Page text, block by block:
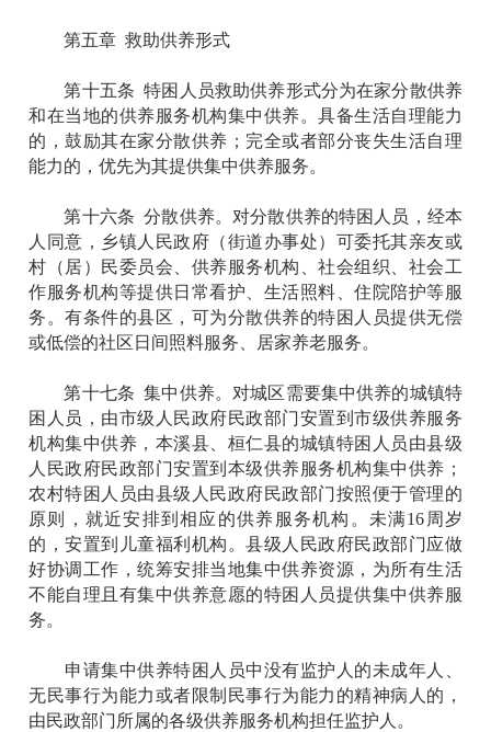
第五章 救助供养形式
第十五条 特困人员救助供养形式分为在家分散供养
和在当地的供养服务机构集中供养。具备生活自理能力
的，鼓励其在家分散供养；完全或者部分丧失生活自理
能力的，优先为其提供集中供养服务。
第十六条 分散供养。对分散供养的特困人员，经本
人同意，乡镇人民政府（街道办事处）可委托其亲友或
村（居）民委员会、供养服务机构、社会组织、社会工
作服务机构等提供日常看护、生活照料、住院陪护等服
务。有条件的县区，可为分散供养的特困人员提供无偿
或低偿的社区日间照料服务、居家养老服务。
第十七条 集中供养。对城区需要集中供养的城镇特
困人员，由市级人民政府民政部门安置到市级供养服务
机构集中供养，本溪县、桓仁县的城镇特困人员由县级
人民政府民政部门安置到本级供养服务机构集中供养；
农村特困人员由县级人民政府民政部门按照便于管理的
原则，就近安排到相应的供养服务机构。未满16周岁
的，安置到儿童福利机构。县级人民政府民政部门应做
好协调工作，统筹安排当地集中供养资源，为所有生活
不能自理且有集中供养意愿的特困人员提供集中供养服
务。
申请集中供养特困人员中没有监护人的未成年人、
无民事行为能力或者限制民事行为能力的精神病人的，
由民政部门所属的各级供养服务机构担任监护人。